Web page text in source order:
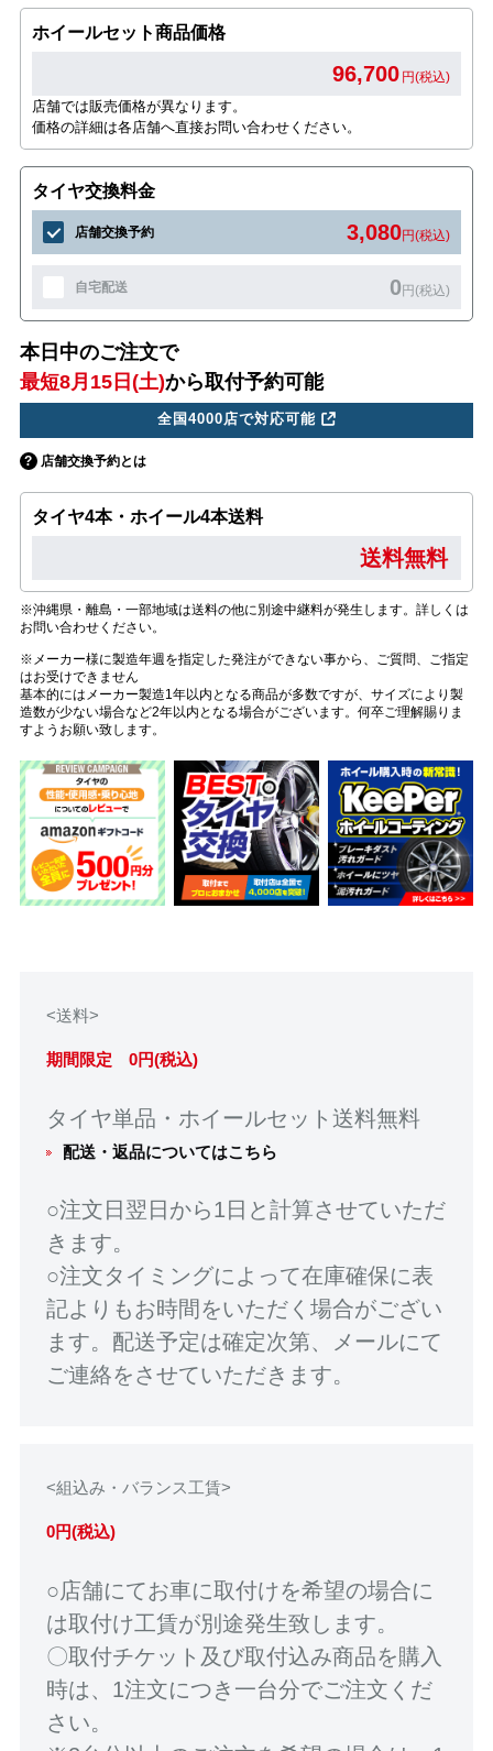
ホイールセット商品価格
96,700 円(税込)
店舗では販売価格が異なります。
価格の詳細は各店舗へ直接お問い合わせください。
タイヤ交換料金
店舗交換予約 3,080円(税込)
自宅配送 0円(税込)
本日中のご注文で
最短8月15日(土)から取付予約可能
全国4000店で対応可能
店舗交換予約とは
タイヤ4本・ホイール4本送料
送料無料
※沖縄県・離島・一部地域は送料の他に別途中継料が発生します。詳しくは
お問い合わせください。
※メーカー様に製造年週を指定した発注ができない事から、ご質問、ご指定
はお受けできません
基本的にはメーカー製造1年以内となる商品が多数ですが、サイズにより製
造数が少ない場合など2年以内となる場合がございます。何卒ご理解賜りま
すようお願い致します。
<送料>
期間限定 0円(税込)
タイヤ単品・ホイールセット送料無料
配送・返品についてはこちら
○注文日翌日から1日と計算させていただ
きます。
○注文タイミングによって在庫確保に表
記よりもお時間をいただく場合がござい
ます。配送予定は確定次第、メールにて
ご連絡をさせていただきます。
<組込み・バランス工賃>
0円(税込)
○店舗にてお車に取付けを希望の場合に
は取付け工賃が別途発生致します。
〇取付チケット及び取付込み商品を購入
時は、1注文につき一台分でご注文くだ
さい。